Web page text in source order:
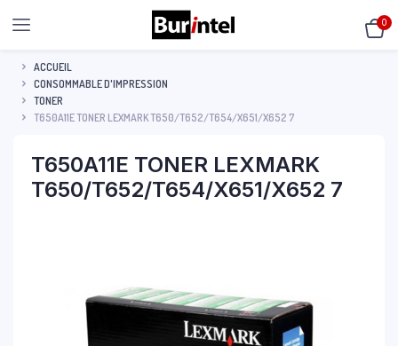
0
ACCUEIL
CONSOMMABLE D'IMPRESSION
TONER
T650A11E TONER LEXMARK T650/T652/T654/X651/X652 7
T650A11E TONER LEXMARK
T650/T652/T654/X651/X652 7